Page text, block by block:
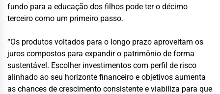
fundo para a educação dos filhos pode ter o décimo
terceiro como um primeiro passo.
“Os produtos voltados para o longo prazo aproveitam os
juros compostos para expandir o patrimônio de forma
sustentável. Escolher investimentos com perfil de risco
alinhado ao seu horizonte financeiro e objetivos aumenta
as chances de crescimento consistente e viabiliza para que